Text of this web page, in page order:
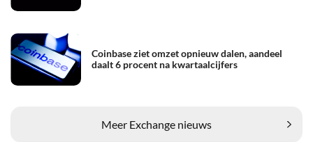
Coinbase ziet omzet opnieuw dalen, aandeel
daalt 6 procent na kwartaalcijfers
Meer Exchange nieuws